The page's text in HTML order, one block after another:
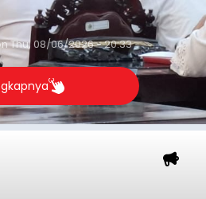
Thu, 08/06/2026 - 20:33